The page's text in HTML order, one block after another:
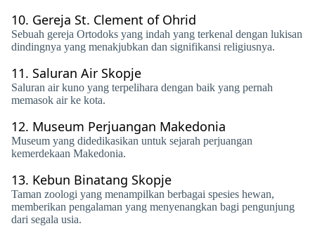
10. Gereja St. Clement of Ohrid
Sebuah gereja Ortodoks yang indah yang terkenal dengan lukisan
dindingnya yang menakjubkan dan signifikansi religiusnya.
11. Saluran Air Skopje
Saluran air kuno yang terpelihara dengan baik yang pernah
memasok air ke kota.
12. Museum Perjuangan Makedonia
Museum yang didedikasikan untuk sejarah perjuangan
kemerdekaan Makedonia.
13. Kebun Binatang Skopje
Taman zoologi yang menampilkan berbagai spesies hewan,
memberikan pengalaman yang menyenangkan bagi pengunjung
dari segala usia.